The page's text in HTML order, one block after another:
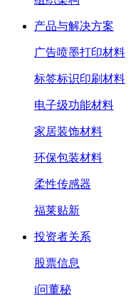
产品与解决方案
广告喷墨打印材料
标签标识印刷材料
电子级功能材料
家居装饰材料
环保包装材料
柔性传感器
福莱贴新
投资者关系
股票信息
i问董秘